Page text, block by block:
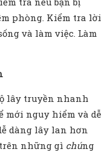
phòng. Kiểm tra lời
và làm việc. Làm
lây truyền nhanh
mới nguy hiểm và dễ
dàng lây lan hơn
những gì chúng